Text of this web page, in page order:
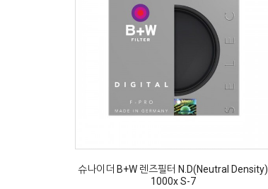
슈나이더 B+W 렌즈필터 N.D(Neutral Density)
1000x S-7